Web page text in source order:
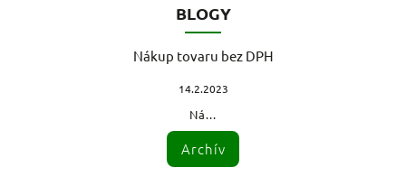
BLOGY
Nákup tovaru bez DPH
14.2.2023
Ná...
Archív